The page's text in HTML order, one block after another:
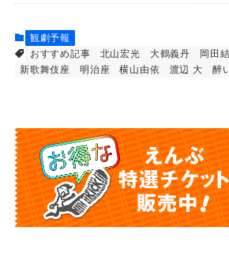
観劇予報
おすすめ記事
北山宏光 大鶴義丹 岡田
新歌舞伎座
明治座 横山由依 渡辺 大 醉